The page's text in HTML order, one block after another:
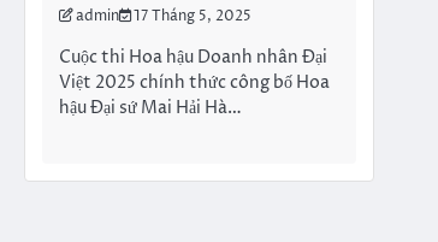
admin 17 Tháng 5, 2025
Cuộc thi Hoa hậu Doanh nhân Đại
Việt 2025 chính thức công bố Hoa
hậu Đại sứ Mai Hải Hà…